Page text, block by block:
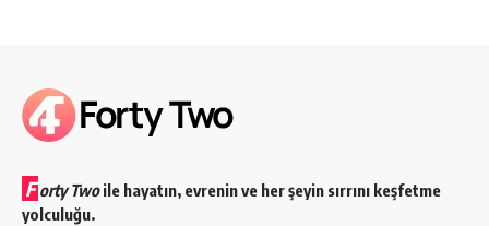
F orty Twoile hayatın, evrenin ve her şeyin sırrını keşfetme
yolculuğu.